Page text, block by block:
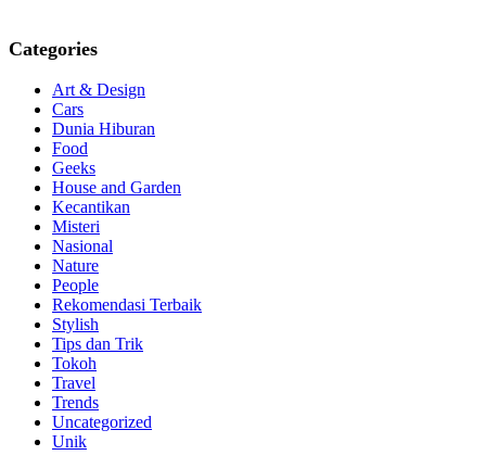
Categories
Art & Design
Cars
Dunia Hiburan
Food
Geeks
House and Garden
Kecantikan
Misteri
Nasional
Nature
People
Rekomendasi Terbaik
Stylish
Tips dan Trik
Tokoh
Travel
Trends
Uncategorized
Unik